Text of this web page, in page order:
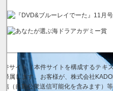
本件サイト（本件サイトを構成するテ
に帰属します。お客様が、株式会社
送信（自動公衆送信可能化を含みます）